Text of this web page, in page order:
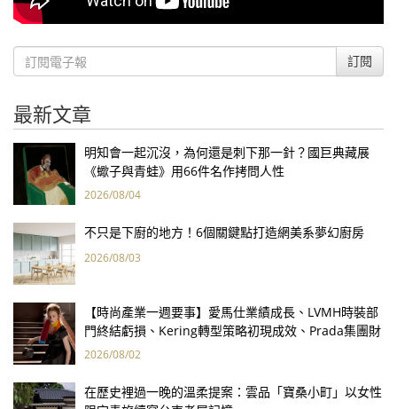
訂閱
最新文章
明知會一起沉沒，為何還是刺下那一針？國巨典藏展
《蠍子與青蛙》用66件名作拷問人性
2026/08/04
不只是下廚的地方！6個關鍵點打造網美系夢幻廚房
2026/08/03
【時尚產業一週要事】愛馬仕業績成長、LVMH時裝部
門終結虧損、Kering轉型策略初現成效、Prada集團財
報亮眼
2026/08/02
在歷史裡過一晚的溫柔提案：雲品「寶桑小町」以女性